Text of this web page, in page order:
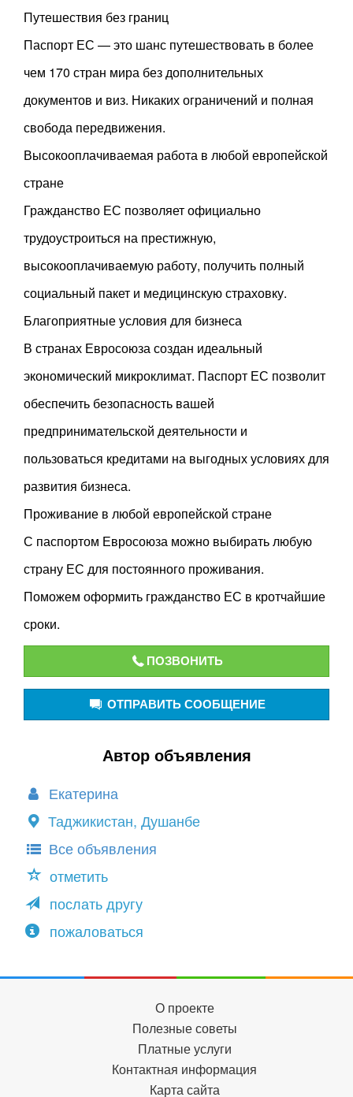
Путешествия без границ
Паспорт ЕС — это шанс путешествовать в более
чем 170 стран мира без дополнительных
документов и виз. Никаких ограничений и полная
свобода передвижения.
Высокооплачиваемая работа в любой европейской
стране
Гражданство ЕС позволяет официально
трудоустроиться на престижную,
высокооплачиваемую работу, получить полный
социальный пакет и медицинскую страховку.
Благоприятные условия для бизнеса
В странах Евросоюза создан идеальный
экономический микроклимат. Паспорт ЕС позволит
обеспечить безопасность вашей
предпринимательской деятельности и
пользоваться кредитами на выгодных условиях для
развития бизнеса.
Проживание в любой европейской стране
С паспортом Евросоюза можно выбирать любую
страну ЕС для постоянного проживания.
Поможем оформить гражданство ЕС в кротчайшие
сроки.
ПОЗВОНИТЬ
ОТПРАВИТЬ СООБЩЕНИЕ
Автор объявления
Екатерина
Таджикистан, Душанбе
Все объявления
отметить
послать другу
пожаловаться
О проекте
Полезные советы
Платные услуги
Контактная информация
Карта сайта